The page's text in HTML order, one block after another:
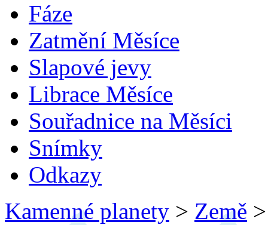
Fáze
Zatmění Měsíce
Slapové jevy
Librace Měsíce
Souřadnice na Měsíci
Snímky
Odkazy
Kamenné planety > Země >